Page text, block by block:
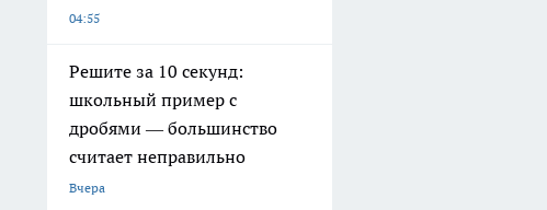
04:55
Решите за 10 секунд:
школьный пример с
дробями — большинство
считает неправильно
Вчера